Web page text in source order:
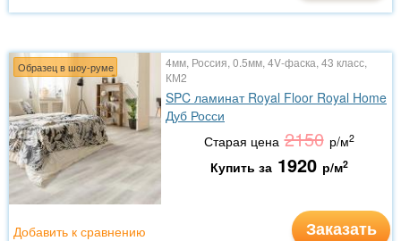
Образец в шоу-руме
4мм, Россия, 0.5мм, 4V-фаска, 43 класс,
КМ2
SPC ламинат Royal Floor Royal Home
Дуб Росси
Старая цена 2150 р/м2
Купить за 1920 р/м2
Заказать
Добавить к сравнению